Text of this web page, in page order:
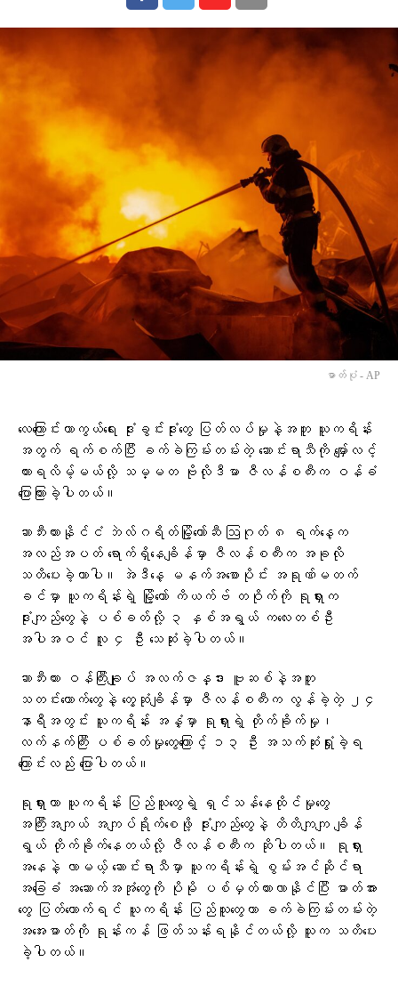
ဓာတ်ပုံ - AP
လေကြောင်းကာကွယ်ရေး ဒုံးခွင်းဒုံးတွေ ပြတ်လပ်မှုနဲ့အတူ ယူကရိန်း
အတွက် ရက်စက်ပြီး ခက်ခဲကြမ်းတမ်းတဲ့ ဆောင်းရာသီကို မျှော်လင့်
ထားရလိမ့်မယ်လို့ သမ္မတ ဗိုလိုဒီမာ ဇီလန်စကီးက ဝန်ခံ
ပြောကြားခဲ့ပါတယ်။
ဆာဘီးယားနိုင်ငံ ဘဲလ်ဂရိတ်မြို့တော်ဆီ ဩဂုတ် ၈ ရက်နေ့က
အလည်အပတ် ရောက်ရှိနေချိန်မှာ ဇီလန်စကီးက အခုလို
သတိပေးခဲ့တာပါ။ အဲဒီနေ့ မနက်အစောပိုင်း အရုဏ်မတက်
ခင်မှာ ယူကရိန်းရဲ့ မြို့တော် ကိယက်ဗ် တဝိုက်ကို ရုရှားက
ဒုံးကျည်တွေနဲ့ ပစ်ခတ်လို့ ၃ နှစ်အရွယ် ကလေးတစ်ဦး
အပါအဝင် လူ ၄ ဦး သေဆုံးခဲ့ပါတယ်။
ဆာဘီးယား ဝန်ကြီးချုပ် အလက်ဇန္ဒား ဗူဆစ်နဲ့အတူ
သတင်းထောက်တွေနဲ့ တွေ့ဆုံချိန်မှာ ဇီလန်စကီးက လွန်ခဲ့တဲ့ ၂၄
နာရီအတွင်း ယူကရိန်း အနှံ့မှာ ရုရှားရဲ့ တိုက်ခိုက်မှု၊
လက်နက်ကြီး ပစ်ခတ်မှုတွေကြောင့် ၁၃ ဦး အသက်ဆုံးရှုံးခဲ့ရ
ကြောင်းလည်း ပြောပါတယ်။
ရုရှားဟာ ယူကရိန်း ပြည်သူတွေရဲ့ ရှင်သန်နေထိုင်မှုတွေ
အကြီးအကျယ် အကျပ်ရိုက်စေဖို့ ဒုံးကျည်တွေနဲ့ တိတိကျကျ ချိန်
ရွယ် တိုက်ခိုက်နေတယ်လို့ ဇီလန်စကီးက ဆိုပါတယ်။ ရုရှား
အနေနဲ့ လာမယ့် ဆောင်းရာသီမှာ ယူကရိန်းရဲ့ စွမ်းအင်ဆိုင်ရာ
အခြေခံ အဆောက်အအုံတွေကို ပိုမို ပစ်မှတ်ထားလာနိုင်ပြီး ဓာတ်အား
တွေ ပြတ်တောက်ရင် ယူကရိန်း ပြည်သူတွေဟာ ခက်ခဲကြမ်းတမ်းတဲ့
အအေးဓာတ်ကို ရုန်းကန် ဖြတ်သန်းရနိုင်တယ်လို့ သူက သတိပေး
ခဲ့ပါတယ်။